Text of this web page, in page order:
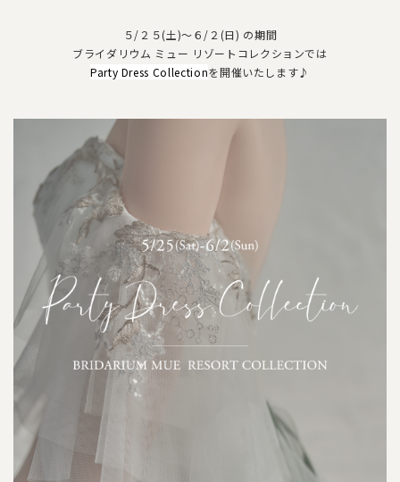
５/２５(土)～６/２(日) の期間
ブライダリウム ミュー リゾートコレクションでは
Party Dress Collectionを開催いたします♪